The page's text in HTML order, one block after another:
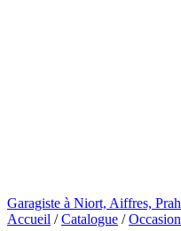
Garagiste à Niort, Aiffres,
Accueil /Catalogue /Occasion